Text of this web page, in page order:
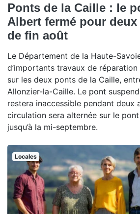
Ponts de la Caille : le
Albert fermé pour
de fin août
Le Département de la Haute-
d’importants travaux de
sur les deux ponts de la Caille,
Allonzier-la-Caille. Le pont
restera inaccessible pendant deux
circulation sera alternée sur le
jusqu’à la mi-septembre.
Locales